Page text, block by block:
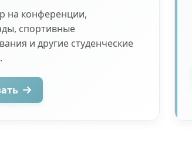
на конференции,
спортивные
и другие студенческие